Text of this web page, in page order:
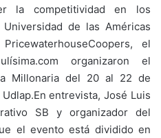
la competitividad en los
de las Américas
el
organizaron el
Millonaria del 20 al 22 de
entrevista, José Luis
SB y organizador del
el evento está dividido en